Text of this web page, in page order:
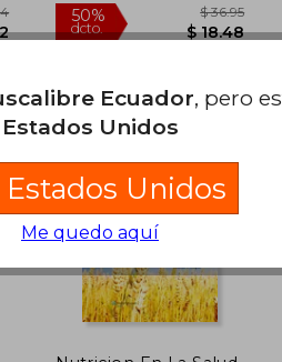
Ecuador, pero
Estados Unidos
Estados Unidos
Me quedo aquí